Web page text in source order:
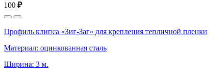
100 ₽
Профиль клипса «Зиг-Заг» для крепления тепличной пленки
Материал: оцинкованная сталь
Ширина: 3 м.